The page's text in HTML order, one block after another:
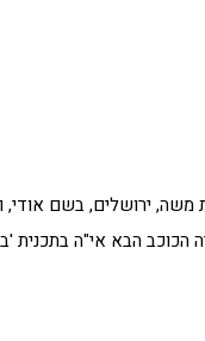
מדהים בן 8, איתי תורג'מן שיהיה הכוכב הבא